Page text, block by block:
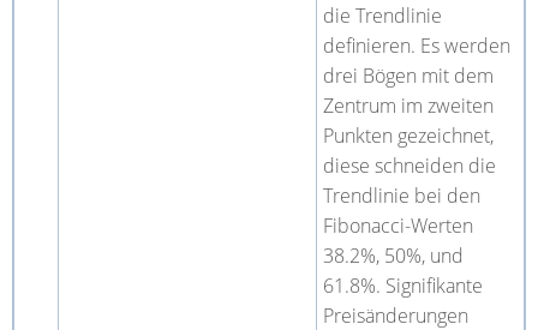
die Trendlinie
definieren. Es werden
drei Bögen mit dem
Zentrum im zweiten
Punkten gezeichnet,
diese schneiden die
Trendlinie bei den
Fibonacci-Werten
38.2%, 50%, und
61.8%. Signifikante
Preisänderungen